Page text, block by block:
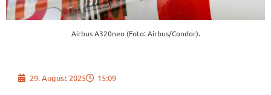
Airbus A320neo (Foto: Airbus/Condor).
29. August 2025 15:09